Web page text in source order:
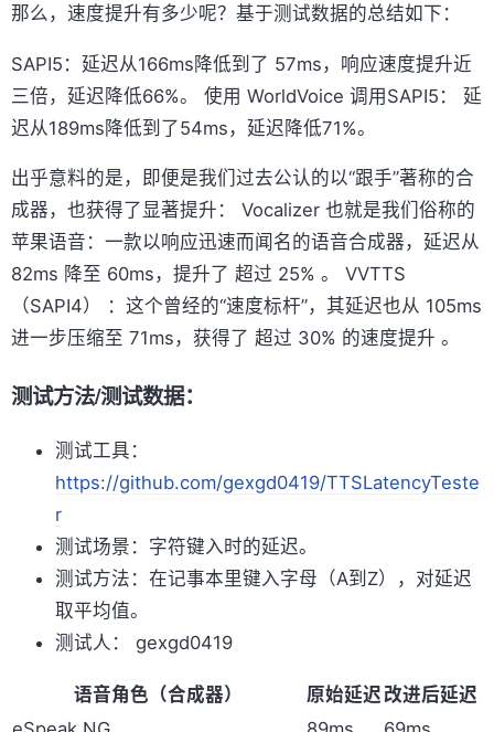
那么，速度提升有多少呢？基于测试数据的总结如下：
SAPI5：延迟从166ms降低到了 57ms，响应速度提升近
三倍，延迟降低66%。 使用 WorldVoice 调用SAPI5： 延
迟从189ms降低到了54ms，延迟降低71%。
出乎意料的是，即便是我们过去公认的以“跟手”著称的合
成器，也获得了显著提升： Vocalizer 也就是我们俗称的
苹果语音：一款以响应迅速而闻名的语音合成器，延迟从
82ms 降至 60ms，提升了 超过 25% 。 VVTTS
（SAPI4） ：这个曾经的“速度标杆”，其延迟也从 105ms
进一步压缩至 71ms，获得了 超过 30% 的速度提升 。
测试方法/测试数据：
测试工具：
https://github.com/gexgd0419/TTSLatencyTeste
r
测试场景：字符键入时的延迟。
测试方法：在记事本里键入字母（A到Z），对延迟
取平均值。
测试人： gexgd0419
语音角色（合成器） 原始延迟 改进后延迟